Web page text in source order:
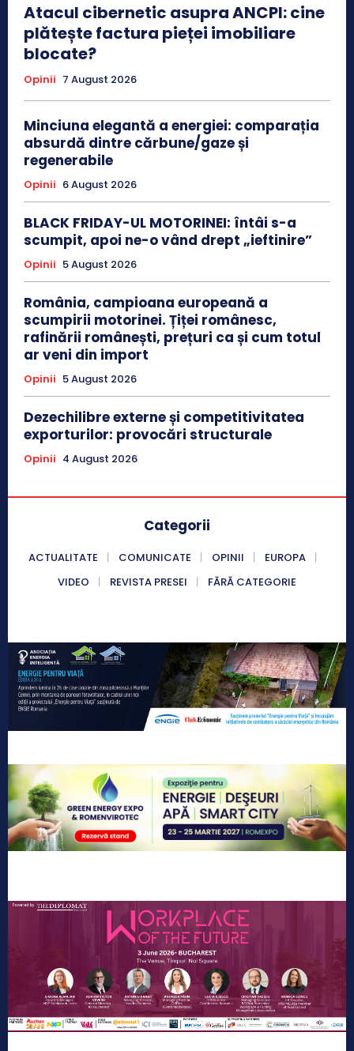
Atacul cibernetic asupra ANCPI: cine
plătește factura pieței imobiliare
blocate?
Opinii 7 August 2026
Minciuna elegantă a energiei: comparația
absurdă dintre cărbune/gaze și
regenerabile
Opinii 6 August 2026
BLACK FRIDAY-UL MOTORINEI: întâi s-a
scumpit, apoi ne-o vând drept „ieftinire”
Opinii 5 August 2026
România, campioana europeană a
scumpirii motorinei. Țiței românesc,
rafinării românești, prețuri ca și cum totul
ar veni din import
Opinii 5 August 2026
Dezechilibre externe și competitivitatea
exporturilor: provocări structurale
Opinii 4 August 2026
Categorii
ACTUALITATE COMUNICATE OPINII
EUROPA
VIDEO
REVISTA PRESEI FĂRĂ CATEGORIE